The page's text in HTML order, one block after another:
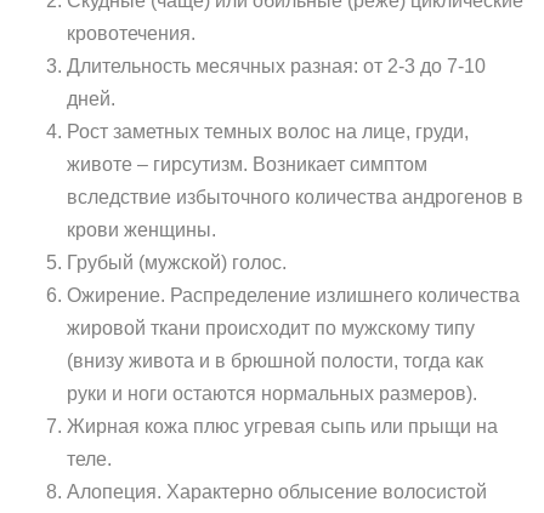
кровотечения.
Длительность месячных разная: от 2-3 до 7-10
дней.
Рост заметных темных волос на лице, груди,
животе – гирсутизм. Возникает симптом
вследствие избыточного количества андрогенов в
крови женщины.
Грубый (мужской) голос.
Ожирение. Распределение излишнего количества
жировой ткани происходит по мужскому типу
(внизу живота и в брюшной полости, тогда как
руки и ноги остаются нормальных размеров).
Жирная кожа плюс угревая сыпь или прыщи на
теле.
Алопеция. Характерно облысение волосистой